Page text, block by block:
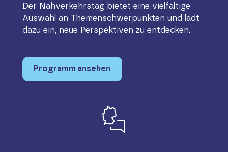
Der Nahverkehrstag bietet eine vielfältige
Auswahl an Themenschwerpunkten und lädt
dazu ein, neue Perspektiven zu entdecken.
Programm ansehen